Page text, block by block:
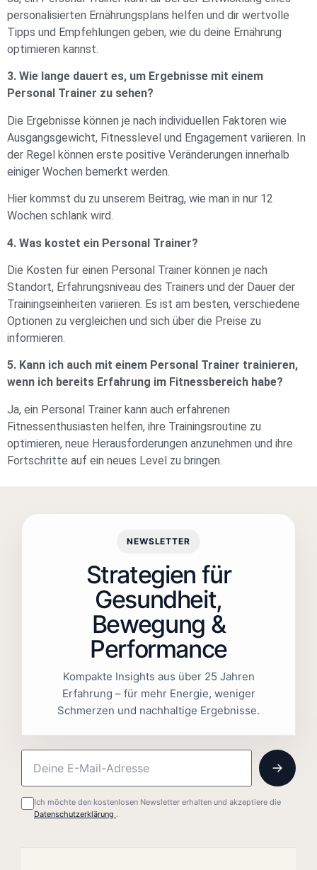
personalisierten Ernährungsplans helfen und dir wertvolle
Tipps und Empfehlungen geben, wie du deine Ernährung
optimieren kannst.
3. Wie lange dauert es, um Ergebnisse mit einem
Personal Trainer zu sehen?
Die Ergebnisse können je nach individuellen Faktoren wie
Ausgangsgewicht, Fitnesslevel und Engagement variieren. In
der Regel können erste positive Veränderungen innerhalb
einiger Wochen bemerkt werden.
Hier kommst du zu unserem Beitrag, wie man in nur 12
Wochen schlank wird.
4. Was kostet ein Personal Trainer?
Die Kosten für einen Personal Trainer können je nach
Standort, Erfahrungsniveau des Trainers und der Dauer der
Trainingseinheiten variieren. Es ist am besten, verschiedene
Optionen zu vergleichen und sich über die Preise zu
informieren.
5. Kann ich auch mit einem Personal Trainer trainieren,
wenn ich bereits Erfahrung im Fitnessbereich habe?
Ja, ein Personal Trainer kann auch erfahrenen
Fitnessenthusiasten helfen, ihre Trainingsroutine zu
optimieren, neue Herausforderungen anzunehmen und ihre
Fortschritte auf ein neues Level zu bringen.
NEWSLETTER
Strategien für
Gesundheit,
Bewegung &
Performance
Kompakte Insights aus über 25 Jahren
Erfahrung – für mehr Energie, weniger
Schmerzen und nachhaltige Ergebnisse.
Ich möchte den kostenlosen Newsletter erhalten und akzeptiere die
Datenschutzerklärung .